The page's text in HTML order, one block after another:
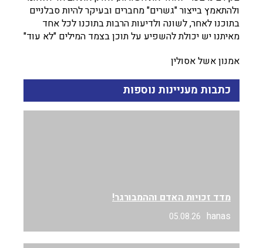
ולהתאמץ בייצור "גשרים" מחברים ובעיקר להיות סבלניים
בתוכנו לאחר, לשונה ולדיעות הרבות בתוכנו לכל אחד
מאיתנו יש יכולת להשפיע על תוכן בצמד המילים "לא עוד"
אמנון אשל אסולין
כתבות מעניינות נוספות
מדד זכויות האדם וההמבורגר!
hanas
05.08.26